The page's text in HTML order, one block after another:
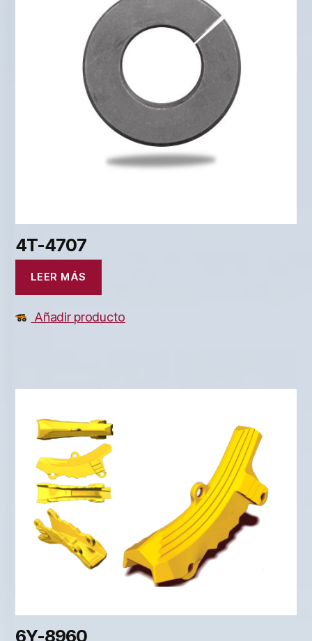
4T-4707
LEER MÁS
Añadir producto
6Y-8960